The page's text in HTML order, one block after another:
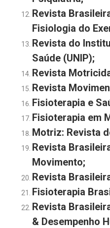
Revista
Fisiologia do
Revista do
Saúde (UNIP);
Revista
Revista
Fisioterapia e
Fisioterapia em
Motriz: Revista
Revista
Movimento;
Revista
Fisioterapia
Revista
& Desempenho